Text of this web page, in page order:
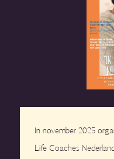
In november 2025
Life Coaches